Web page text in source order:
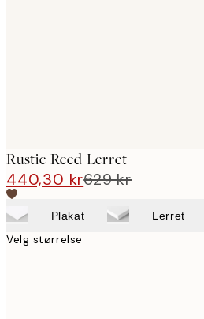
Rustic Reed Lerret
440,30 kr629 kr
Plakat Lerret
Velg størrelse